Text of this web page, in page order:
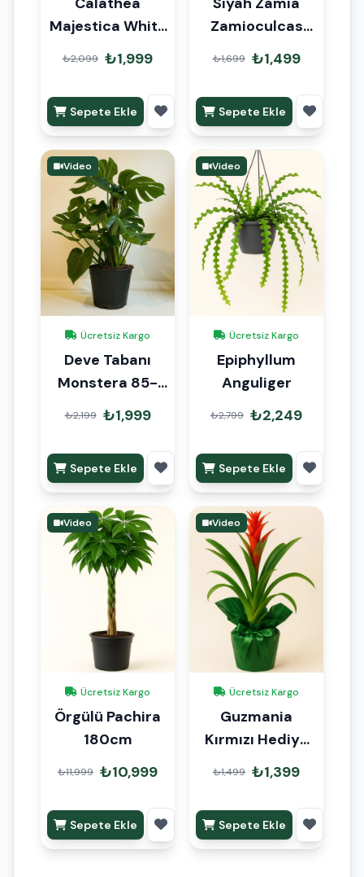
Majestica White
Star Dua Çiçeği
Hediye Paketli
₺2,099 ₺1,999
Sepete Ekle
Zamioculcas
40cm
₺1,699 ₺1,499
Sepete Ekle
Video
Ücretsiz Kargo
Deve Tabanı
Monstera 85-
105 cm
₺2,199 ₺1,999
Sepete Ekle
Video
Ücretsiz Kargo
Epiphyllum
Anguliger
₺2,799 ₺2,249
Sepete Ekle
Video
Ücretsiz Kargo
Örgülü Pachira
180cm
₺11,999 ₺10,999
Sepete Ekle
Video
Ücretsiz Kargo
Guzmania
Kırmızı Hediye
Paketli
₺1,499 ₺1,399
Sepete Ekle